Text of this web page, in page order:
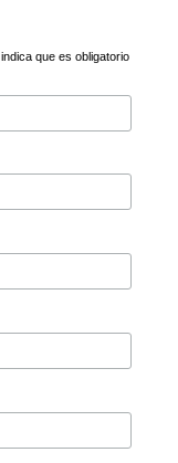
indica que es obligatorio